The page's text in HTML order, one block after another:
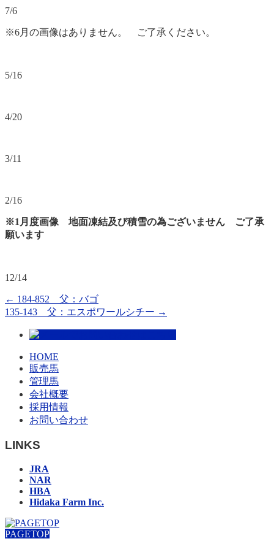
7/6
※6月の画像はありません。 ご了承ください。
5/16
4/20
3/11
2/16
※1月度画像 地面凍結及び積雪の為ございません ご了承
願います
12/14
← 184-852 父：バゴ
135-143 父：エスポワールシチー →
HOME
販売馬
管理馬
会社概要
採用情報
お問い合わせ
LINKS
JRA
NAR
HBA
Hidaka Farm Inc.
PAGETOP